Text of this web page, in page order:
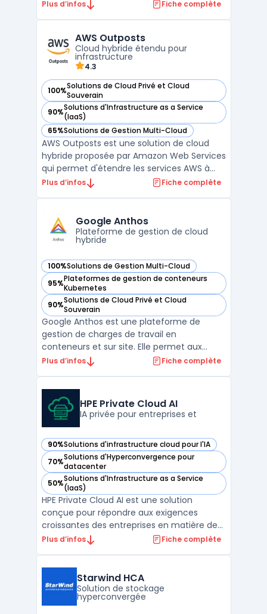
cloud automatique pour les infrastructures
Clever Cloud, les développeurs peuvent
facilement déployer leurs ap ...
Plus d’infos Fiche complète
AWS Outposts
Cloud hybride étendu pour
infrastructure
4.3
100%Solutions de Cloud Privé et Cloud
Souverain
— voir AWS Outposts dans cette catégorie
90%Solutions d'Infrastructure as a Service
(IaaS)
— voir AWS Outposts dans cette catégorie
65%Solutions de Gestion Multi-Cloud
— voir AWS Outposts dans cette catégorie
AWS Outposts est une solution de cloud
hybride proposée par Amazon Web Services
qui permet d'étendre les services AWS à
une infrastructure sur site. Cette
flexibilité du cloud hybride avec le contrôle
et la sécurité des sol ...
Plus d’infos Fiche complète
Google Anthos
Plateforme de gestion de cloud
hybride
100%Solutions de Gestion Multi-Cloud
— voir Google Anthos dans cette catégorie
95%Plateformes de gestion de conteneurs
Kubernetes
— voir Google Anthos dans cette catégorie
90%Solutions de Cloud Privé et Cloud
Souverain
— voir Google Anthos dans cette catégorie
Google Anthos est une plateforme de
gestion de charges de travail en
conteneurs et sur site. Elle permet aux
organisations de gérer plus efficacement
infrastructure publique, privée ou sur site. La
solution Google Ant ...
Plus d’infos Fiche complète
HPE Private Cloud AI
IA privée pour entreprises et
90%Solutions d'infrastructure cloud pour l'IA
— voir HPE Private Cloud AI dans cette catégorie
70%Solutions d'Hyperconvergence pour
datacenter
— voir HPE Private Cloud AI dans cette catégorie
50%Solutions d'Infrastructure as a Service
(IaaS)
— voir HPE Private Cloud AI dans cette catégorie
HPE Private Cloud AI est une solution
conçue pour répondre aux exigences
croissantes des entreprises en matière de
déploiement de l’intelligence artificielle sur
intégrant des composants matériels et
logiciels optimisés ...
Plus d’infos Fiche complète
Starwind HCA
Solution de stockage
hyperconvergée